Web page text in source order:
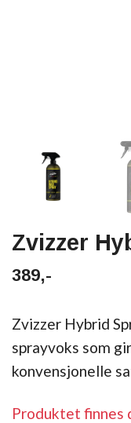
Zvizzer
389,-
Zvizzer Hybrid
sprayvoks som
konvensjonelle
Produktet finnes